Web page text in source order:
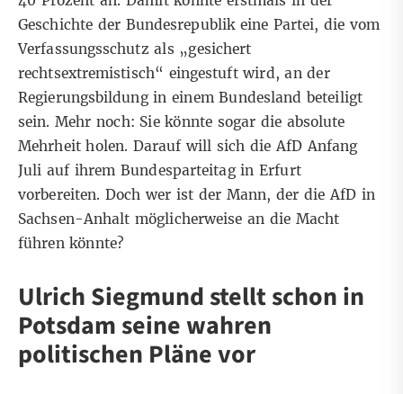
Geschichte der Bundesrepublik eine Partei, die vom
Verfassungsschutz als „gesichert
rechtsextremistisch“ eingestuft wird, an der
Regierungsbildung in einem Bundesland beteiligt
sein. Mehr noch: Sie könnte sogar die absolute
Mehrheit holen. Darauf will sich die AfD Anfang
Juli auf ihrem Bundesparteitag in Erfurt
vorbereiten. Doch wer ist der Mann, der die AfD in
Sachsen-Anhalt möglicherweise an die Macht
führen könnte?
Ulrich Siegmund stellt schon in
Potsdam seine wahren
politischen Pläne vor